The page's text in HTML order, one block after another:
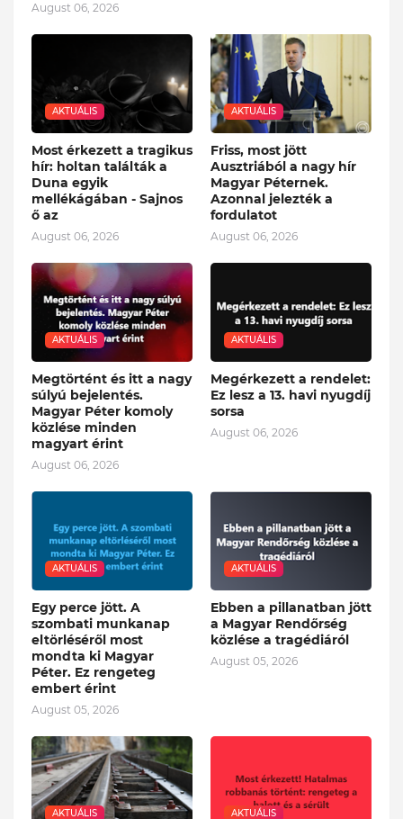
August 06, 2026
AKTUÁLIS
Most érkezett a tragikus
hír: holtan találták a
Duna egyik
mellékágában - Sajnos
ő az
August 06, 2026
AKTUÁLIS
Friss, most jött
Ausztriából a nagy hír
Magyar Péternek.
Azonnal jelezték a
fordulatot
August 06, 2026
AKTUÁLIS
Megtörtént és itt a nagy
súlyú bejelentés.
Magyar Péter komoly
közlése minden
magyart érint
August 06, 2026
AKTUÁLIS
Megérkezett a rendelet:
Ez lesz a 13. havi nyugdíj
sorsa
August 06, 2026
AKTUÁLIS
Egy perce jött. A
szombati munkanap
eltörléséről most
mondta ki Magyar
Péter. Ez rengeteg
embert érint
August 05, 2026
AKTUÁLIS
Ebben a pillanatban jött
a Magyar Rendőrség
közlése a tragédiáról
August 05, 2026
AKTUÁLIS AKTUÁLIS